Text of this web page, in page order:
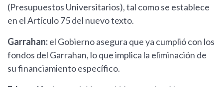
(Presupuestos Universitarios), tal como se establece
en el Artículo 75 del nuevo texto.
Garrahan:el Gobierno asegura que ya cumplió con los
fondos del Garrahan, lo que implica la eliminación de
su financiamiento específico.